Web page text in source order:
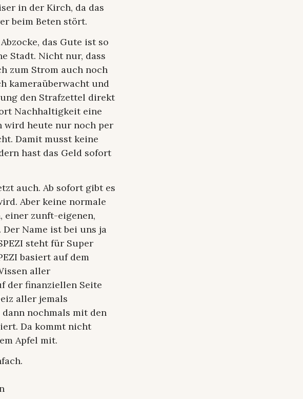
in der Kirch, da das
beim Beten stört.
das Gute ist so
Stadt. Nicht nur, dass
zum Strom auch noch
kameraüberwacht und
den Strafzettel direkt
Nachhaltigkeit eine
wird heute nur noch per
Damit musst keine
hast das Geld sofort
auch. Ab sofort gibt es
Aber keine normale
einer zunft-eigenen,
Name ist bei uns ja
steht für Super
basiert auf dem
aller
der finanziellen Seite
aller jemals
nochmals mit den
Da kommt nicht
Apfel mit.